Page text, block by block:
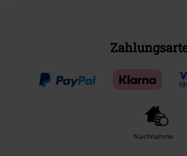
Nachnahme